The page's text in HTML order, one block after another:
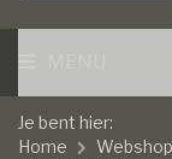
Je bent hier:
Home
Webshop